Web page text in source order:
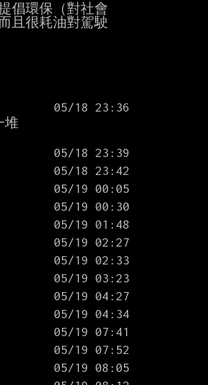
倡環保（對社會
且很耗油對駕駛